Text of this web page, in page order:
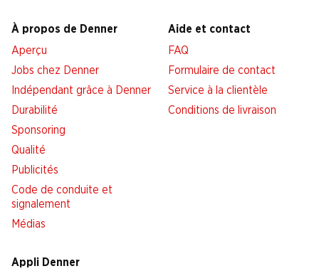
À propos de Denner
Aperçu
Jobs chez Denner
Indépendant grâce à Denner
Durabilité
Sponsoring
Qualité
Publicités
Code de conduite et
signalement
Médias
Aide et contact
FAQ
Formulaire de contact
Service à la clientèle
Conditions de livraison
Appli Denner